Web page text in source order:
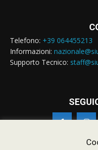
Telefono: +39 064455213
Informazioni:
Supporto Tecnico: